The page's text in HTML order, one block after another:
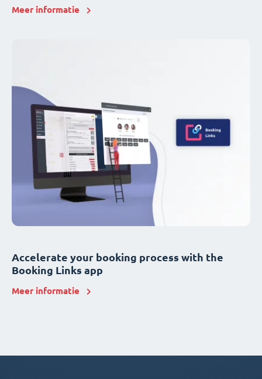
Meer informatie
Accelerate your booking process with the
Booking Links app
Meer informatie